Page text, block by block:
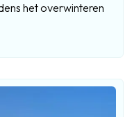
het overwinteren